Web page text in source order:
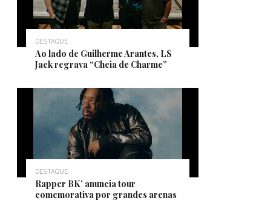
DESTAQUE
Ao lado de Guilherme Arantes, LS
Jack regrava “Cheia de Charme”
DESTAQUE
Rapper BK’ anuncia tour
comemorativa por grandes arenas